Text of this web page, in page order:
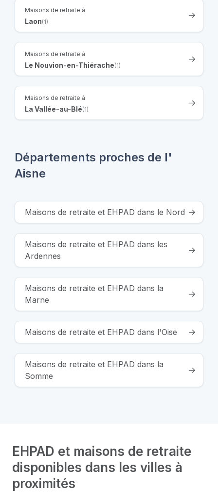
Maisons de retraite à
Laon(1)
Maisons de retraite à
Le Nouvion-en-Thiérache(1)
Maisons de retraite à
La Vallée-au-Blé(1)
Départements proches de l'
Aisne
Maisons de retraite et EHPAD dans le Nord
Maisons de retraite et EHPAD dans les
Ardennes
Maisons de retraite et EHPAD dans la
Marne
Maisons de retraite et EHPAD dans l'Oise
Maisons de retraite et EHPAD dans la
Somme
EHPAD et maisons de retraite
disponibles dans les villes à
proximités